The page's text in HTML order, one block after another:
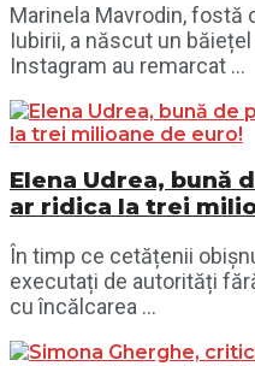
Marinela Mavrodin, fostă
Iubirii, a născut un
Instagram au remarcat ...
Elena Udrea, bună
ar ridica la trei
În timp ce cetățenii
executați de autorități
cu încălcarea ...